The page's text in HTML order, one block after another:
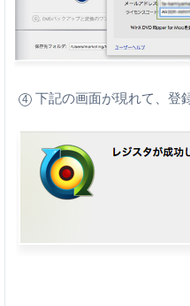
4 下記の画面が現れて、登